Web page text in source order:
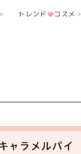
トレンド コスメ